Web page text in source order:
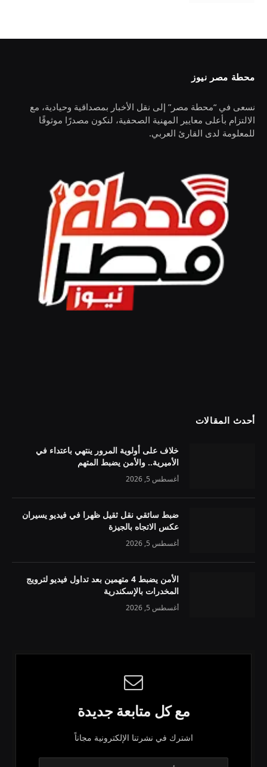
محطة مصر نيوز
نسعى في “محطة مصر” إلى نقل الأخبار بمصداقية وحيادية، مع
الالتزام بأعلى معايير المهنية الصحفية، لنكون مصدرًا موثوقًا
للمعلومة لدى القارئ العربي.
أحدث المقالات
خلاف على أولوية المرور ينتهي باعتداء في
الأميرية.. والأمن يضبط المتهم
أغسطس 5, 2026
ضبط سائقي نقل ثقيل ظهرا في فيديو يسيران
عكس الاتجاه بالجيزة
أغسطس 5, 2026
الأمن يضبط 4 متهمين بعد تداول فيديو لترويج
المخدرات بالإسكندرية
أغسطس 5, 2026
مع كل متابعة جديدة
اشترك في نشرتنا الإلكترونية مجاناً